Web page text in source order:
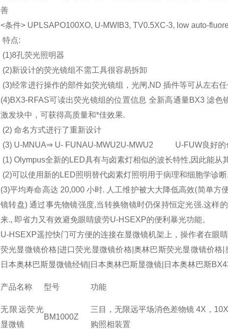
善
<条件> UPLSAPO100XO, U-MWIB3, TV0.5XC-3, low
特点:
(1)8孔荧光照明器
(2)新设计的荧光镜组不需工具很容易拆卸
(3)经常进行操作的部件如荧光镜组，光闸,ND 插件等可从左右任
(4)BX3-RFAS可读出荧光镜组的位置信息 全新高通量BX3 滤
激发块中，可获得高质量和*佳效果.
(2) 命名方式进行了重新设计
(3) U-MNUA⇒ U- FUNAU-MWU2U-MWU2 U-FUW良好的
(1) Olympus全新的LED具有与卤素灯相似的波长特性,因此能
(2)可以使用新的LED照明替代卤素灯照明用于病理和细胞学诊断.
(3)平均寿命高达 20,000 小时. 人工维护被大大降低高效(简单
镜转盘) 通过事先物镜强度,当转换物镜时仍保持恒定光强.这样
来., 即省力又有效避免眼睛疲劳U-HSEXP的便利暴光功能。
U-HSEXP遥控快门可方便的连接在显微镜机架上，操作者在眼
荧光显微镜价格|进口荧光显微镜价格|奥林巴斯荧光显微镜价
日本奥林巴斯显微镜经销|日本奥林巴斯显微镜|日本奥林巴斯
产品名称 型号 功能
无限远荧光
显微镜
BM1000Z
三目，无限远平场消色差物镜 4X，
购照相装置